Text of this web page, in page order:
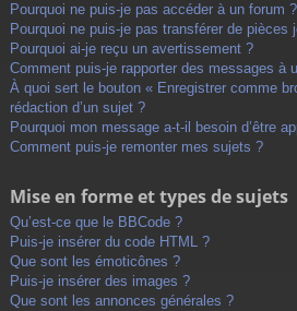
Pourquoi ne puis-je pas accéder à un forum ?
Pourquoi ne puis-je pas transférer de pièces
Pourquoi ai-je reçu un avertissement ?
Comment puis-je rapporter des messages à
À quoi sert le bouton « Enregistrer comme
rédaction d’un sujet ?
Pourquoi mon message a-t-il besoin d’être
Comment puis-je remonter mes sujets ?
Mise en forme et types de sujets
Qu’est-ce que le BBCode ?
Puis-je insérer du code HTML ?
Que sont les émoticônes ?
Puis-je insérer des images ?
Que sont les annonces générales ?